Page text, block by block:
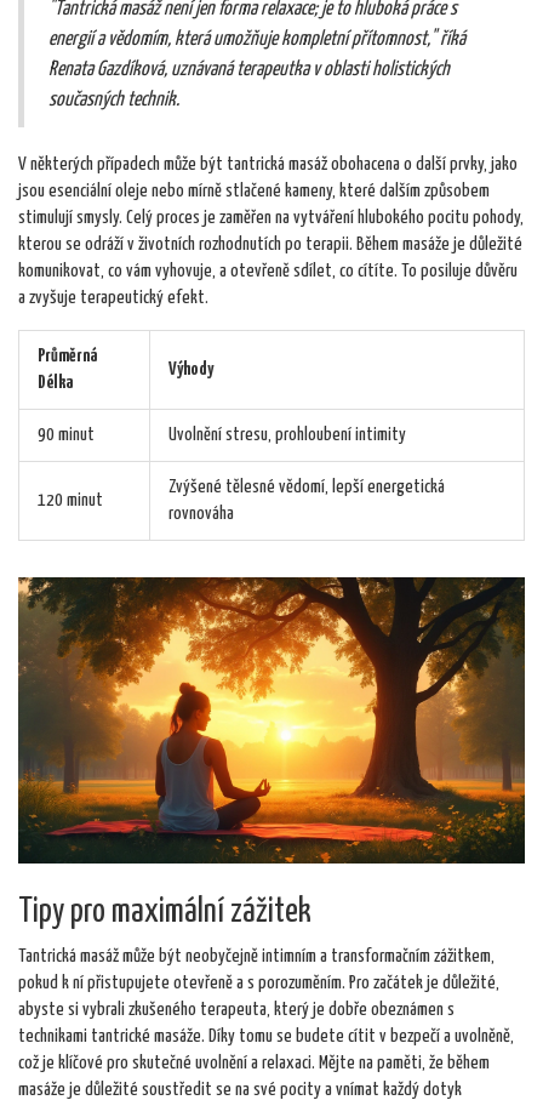
"Tantrická masáž není jen forma relaxace; je to hluboká práce s
energií a vědomím, která umožňuje kompletní přítomnost," říká
Renata Gazdíková, uznávaná terapeutka v oblasti holistických
současných technik.
V některých případech může být tantrická masáž obohacena o další prvky, jako
jsou esenciální oleje nebo mírně stlačené kameny, které dalším způsobem
stimulují smysly. Celý proces je zaměřen na vytváření hlubokého pocitu pohody,
kterou se odráží v životních rozhodnutích po terapii. Během masáže je důležité
komunikovat, co vám vyhovuje, a otevřeně sdílet, co cítíte. To posiluje důvěru
a zvyšuje terapeutický efekt.
Průměrná
Délka
Výhody
90 minut Uvolnění stresu, prohloubení intimity
120 minut
Zvýšené tělesné vědomí, lepší energetická
rovnováha
Tipy pro maximální zážitek
Tantrická masáž může být neobyčejně intimním a transformačním zážitkem,
pokud k ní přistupujete otevřeně a s porozuměním. Pro začátek je důležité,
abyste si vybrali zkušeného terapeuta, který je dobře obeznámen s
technikami tantrické masáže. Díky tomu se budete cítit v bezpečí a uvolněně,
což je klíčové pro skutečné uvolnění a relaxaci. Mějte na paměti, že během
masáže je důležité soustředit se na své pocity a vnímat každý dotyk